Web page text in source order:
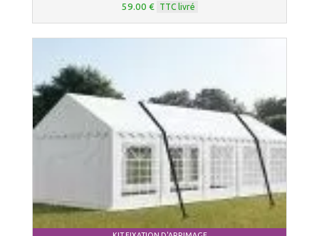
59.00 € TTC livré